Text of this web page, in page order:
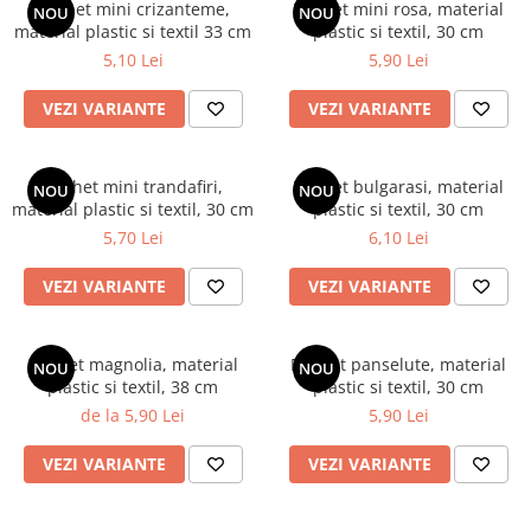
Vaze din sticla
Vase din ceramica
Mobilier urban
Cala
Tropicale
Buchete artificiale
Bujor
Crizantema
Floarea soarelui
Lavanda
Ranunculus
Trandafir
Mix de flori
Eucalipt
Flori de camp
Kit-uri Baloane
Rafii, clipsuri,pompe
Accesorii petrecere
Cake toppers
Ochelari party
Bannere
Lumanari aniversare
Lumanari si accesorii tort
Pompoane
Rozete
Paturica Decor
Cake topper
Tun Confetti
NOU
Buchet mini crizanteme,
material plastic si textil 33 cm
5,10 Lei
VEZI VARIANTE
NOU
Buchet mini rosa, material
plastic si textil, 30 cm
5,90 Lei
VEZI VARIANTE
NOU
Buchet mini trandafiri,
material plastic si textil, 30 cm
5,70 Lei
VEZI VARIANTE
NOU
Buchet bulgarasi, material
plastic si textil, 30 cm
6,10 Lei
VEZI VARIANTE
NOU
Buchet magnolia, material
plastic si textil, 38 cm
de la 5,90 Lei
VEZI VARIANTE
NOU
Buchet panselute, material
plastic si textil, 30 cm
5,90 Lei
VEZI VARIANTE